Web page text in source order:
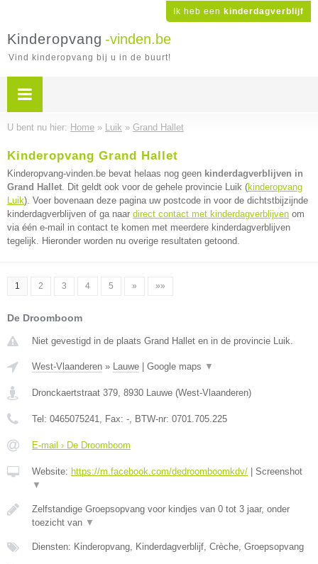
Ik heb een kinderdagverblijf
Kinderopvang -vinden.be
Vind kinderopvang bij u in de buurt!
U bent nu hier: Home » Luik » Grand Hallet
Kinderopvang Grand Hallet
Kinderopvang-vinden.be bevat helaas nog geen kinderdagverblijven in
Grand Hallet. Dit geldt ook voor de gehele provincie Luik (kinderopvang
Luik). Voer bovenaan deze pagina uw postcode in voor de dichtstbijzijnde
kinderdagverblijven of ga naar direct contact met kinderdagverblijven om
via één e-mail in contact te komen met meerdere kinderdagverblijven
tegelijk. Hieronder worden nu overige resultaten getoond.
1 2 3 4 5 » »»
De Droomboom
Niet gevestigd in de plaats Grand Hallet en in de provincie Luik.
West-Vlaanderen » Lauwe Google maps ▼
Dronckaertstraat 379, 8930 Lauwe (West-Vlaanderen)
Tel: 0465075241, Fax: -, BTW-nr: 0701.705.225
E-mail › De Droomboom
Website: https://m.facebook.com/dedroomboomkdv/
Screenshot
▼
Zelfstandige Groepsopvang voor kindjes van 0 tot 3 jaar, onder
toezicht van ▼
Diensten: Kinderopvang, Kinderdagverblijf, Crèche, Groepsopvang